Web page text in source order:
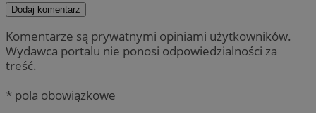
Dodaj komentarz
Komentarze są prywatnymi opiniami użytkowników.
Wydawca portalu nie ponosi odpowiedzialności za
treść.
* pola obowiązkowe